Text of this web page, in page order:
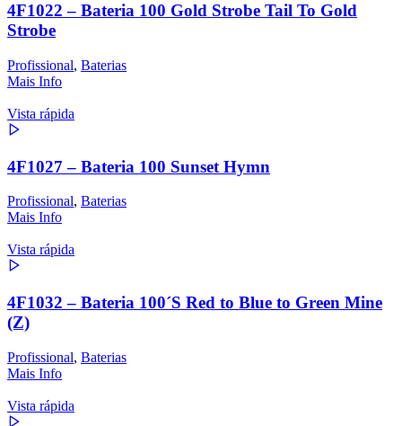
4F1022 – Bateria 100 Gold Strobe Tail To Gold
Strobe
Profissional, Baterias
Mais Info
Vista rápida
4F1027 – Bateria 100 Sunset Hymn
Profissional, Baterias
Mais Info
Vista rápida
4F1032 – Bateria 100´S Red to Blue to Green Mine
(Z)
Profissional, Baterias
Mais Info
Vista rápida